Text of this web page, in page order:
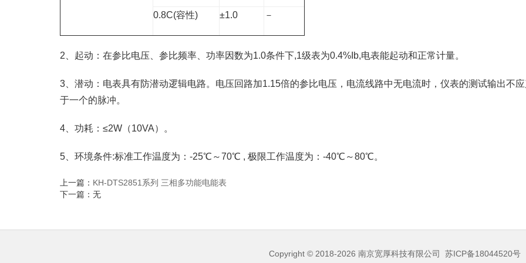
0.8C(容性) ±1.0 －
2、起动：在参比电压、参比频率、功率因数为1.0条件下,1级表为0.4%Ib,电表能起动和正常计量。
3、潜动：电表具有防潜动逻辑电路。电压回路加1.15倍的参比电压，电流线路中无电流时，仪表的测试输出不
于一个的脉冲。
4、功耗：≤2W（10VA）。
5、环境条件:标准工作温度为：-25℃～70℃ , 极限工作温度为：-40℃～80℃。
上一篇： KH-DTS2851系列 三相多功能电能表
下一篇：无
Copyright © 2018-2026 南京宽厚科技有限公司 苏ICP备18044520号